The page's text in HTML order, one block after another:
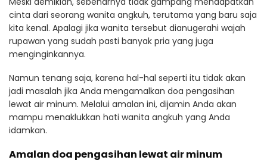
cinta dari seorang wanita angkuh, terutama yang baru saja
kita kenal. Apalagi jika wanita tersebut dianugerahi wajah
rupawan yang sudah pasti banyak pria yang juga
menginginkannya.
Namun tenang saja, karena hal-hal seperti itu tidak akan
jadi masalah jika Anda mengamalkan doa pengasihan
lewat air minum. Melalui amalan ini, dijamin Anda akan
mampu menaklukkan hati wanita angkuh yang Anda
idamkan.
Amalan doa pengasihan lewat air minum